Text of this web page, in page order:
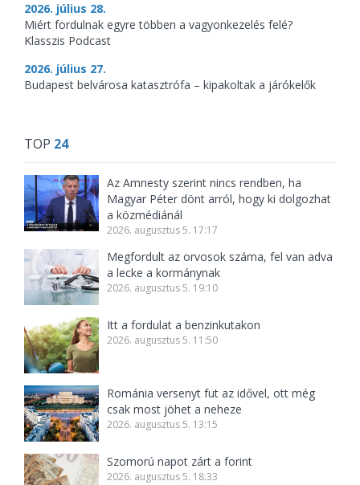
2026. július 28.
Miért fordulnak egyre többen a vagyonkezelés felé?
Klasszis Podcast
2026. július 27.
Budapest belvárosa katasztrófa – kipakoltak a járókelők
TOP 24
Az Amnesty szerint nincs rendben, ha
Magyar Péter dönt arról, hogy ki dolgozhat
a közmédiánál
2026. augusztus 5. 17:17
Megfordult az orvosok száma, fel van adva
a lecke a kormánynak
2026. augusztus 5. 19:10
Itt a fordulat a benzinkutakon
2026. augusztus 5. 11:50
Románia versenyt fut az idővel, ott még
csak most jöhet a neheze
2026. augusztus 5. 13:15
Szomorú napot zárt a forint
2026. augusztus 5. 18:33